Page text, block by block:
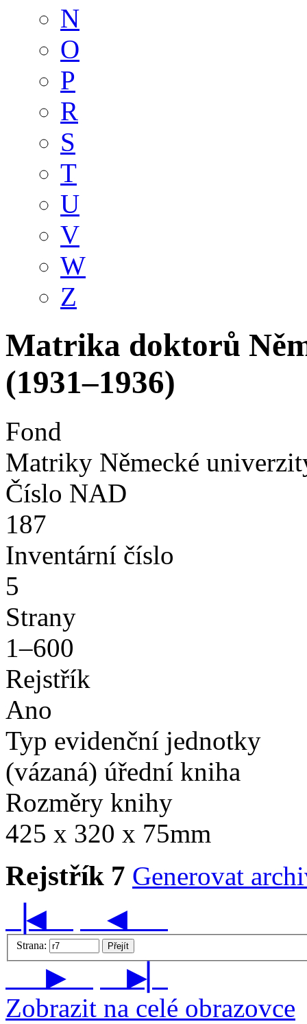
N
O
P
R
S
T
U
V
W
Z
Matrika doktorů
(1931–1936)
Fond
Matriky Německé
Číslo NAD
187
Inventární číslo
5
Strany
1–600
Rejstřík
Ano
Typ evidenční jednotky
(vázaná) úřední kniha
Rozměry knihy
425 x 320 x 75mm
Rejstřík 7 Generovat
▕◀
◀
Strana: Přejít
▶
▶▏
Zobrazit na celé obrazovce